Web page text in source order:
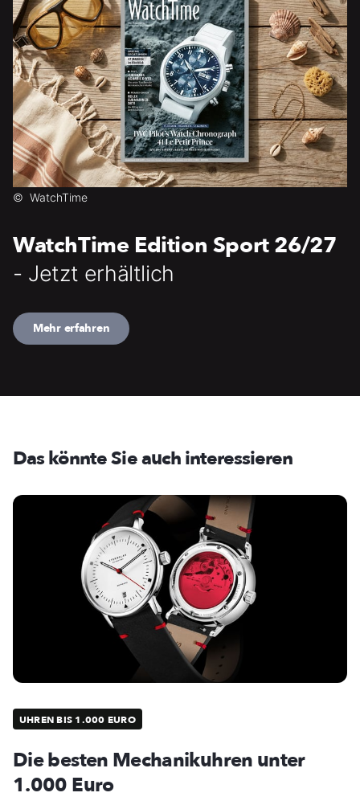
© WatchTime
WatchTime Edition Sport 26/27
- Jetzt erhältlich
Mehr erfahren
Das könnte Sie auch interessieren
UHREN BIS 1.000 EURO
Die besten Mechanikuhren unter
1.000 Euro